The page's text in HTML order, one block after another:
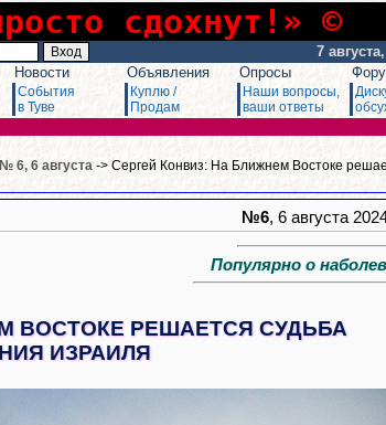
сдохнут!» ©
7
Новости
События
в Туве
Объявления
Куплю /
Продам
Опросы
Наши вопросы,
ваши ответы
№ 6, 6 августа -> Сергей Конвиз: На Ближнем Востоке
№6, 6 августа
Популярно о
ВОСТОКЕ РЕШАЕТСЯ СУДЬБА
ИЗРАИЛЯ